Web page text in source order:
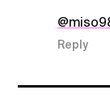
Reply